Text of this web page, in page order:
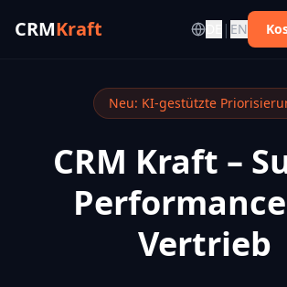
CRMKraft | EN
Neu: KI-gestützte
CRM Kraft –
Vertrieb